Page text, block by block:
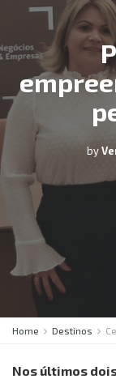
by
Home Destinos
Nos últimos